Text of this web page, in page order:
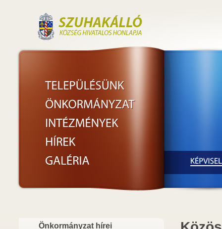
Önkormányzat hírei